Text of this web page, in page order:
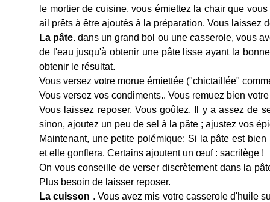
le mortier de cuisine, vous émiettez la chair que
ail prêts à être ajoutés à la préparation. Vous laissez
La pâte. dans un grand bol ou une casserole, vous
de l'eau jusqu'à obtenir une pâte lisse ayant la
obtenir le résultat.
Vous versez votre morue émiettée ("chictaillée"
Vous versez vos condiments.. Vous remuez bien
Vous laissez reposer. Vous goûtez. Il y a assez de
sinon, ajoutez un peu de sel à la pâte ; ajustez vos
Maintenant, une petite polémique: Si la pâte est
et elle gonflera. Certains ajoutent un œuf : sacrilège !
On vous conseille de verser discrètement dans la
Plus besoin de laisser reposer.
La cuisson . Vous avez mis votre casserole d'huile